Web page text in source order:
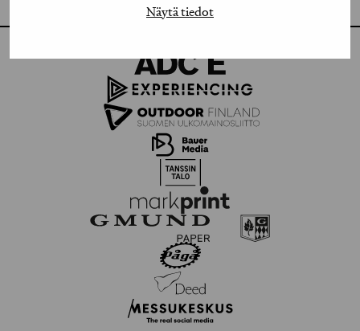
Näytä tiedot